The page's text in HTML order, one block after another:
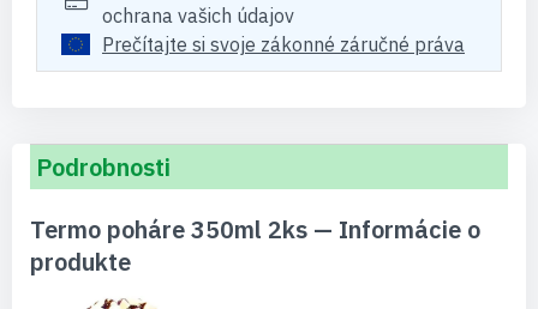
ochrana vašich údajov
Prečítajte si svoje zákonné záručné práva
Podrobnosti
Termo poháre 350ml 2ks — Informácie o
produkte